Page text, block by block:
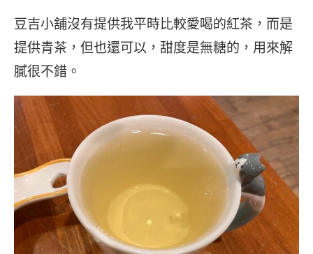
豆吉小舖沒有提供我平時比較愛喝的紅茶，而是
提供青茶，但也還可以，甜度是無糖的，用來解
膩很不錯。